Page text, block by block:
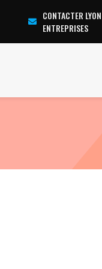
CONTACTER LYON
ENTREPRISES